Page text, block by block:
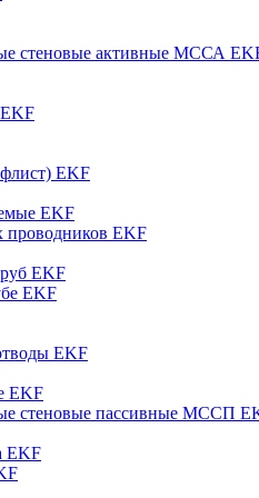
стеновые активные МССА
EKF
EKF
проводников EKF
EKF
EKF
EKF
EKF
стеновые пассивные МССП
EKF